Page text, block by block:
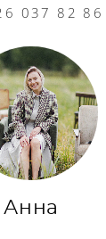
037 82 86
Анна